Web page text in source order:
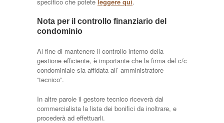
Nota per il controllo finanziario del
condominio
Al fine di mantenere il controllo interno della
gestione efficiente, è importante che la firma del c/c
condominiale sia affidata all’ amministratore
“tecnico”.
In altre parole il gestore tecnico riceverà dal
commercialista la lista dei bonifici da inoltrare, e
procederà ad effettuarli.